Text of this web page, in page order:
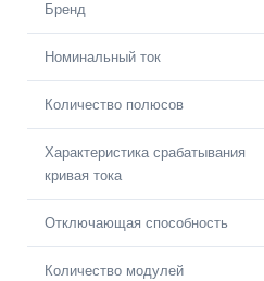
Бренд
Номинальный ток
Количество полюсов
Характеристика срабатывания
кривая тока
Отключающая способность
Количество модулей